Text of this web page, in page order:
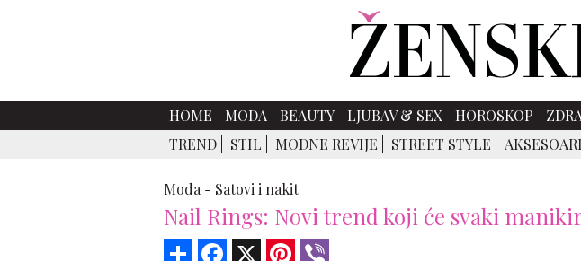
HOME MODA BEAUTY LJUBAV & SEX HOROSKOP
TREND
STIL MODNE REVIJE STREET STYLE AKSESOARI
Moda - Satovi i nakit
Nail Rings: Novi trend koji će svaki
Share Facebook Pinterest